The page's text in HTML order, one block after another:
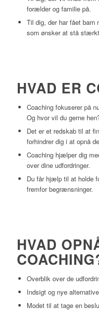
forælder og familie på.
Til dig, der har fået barn
som ønsker at stå
HVAD ER
Coaching fokuserer på
Og hvor vil du gerne
Det er et redskab til at
forhindrer dig i at opnå
Coaching hjælper dig
over dine udfordringer.
Du får hjælp til at holde
fremfor begrænsninger.
HVAD
Overblik over de
Indsigt og nye
Modet til at tage en